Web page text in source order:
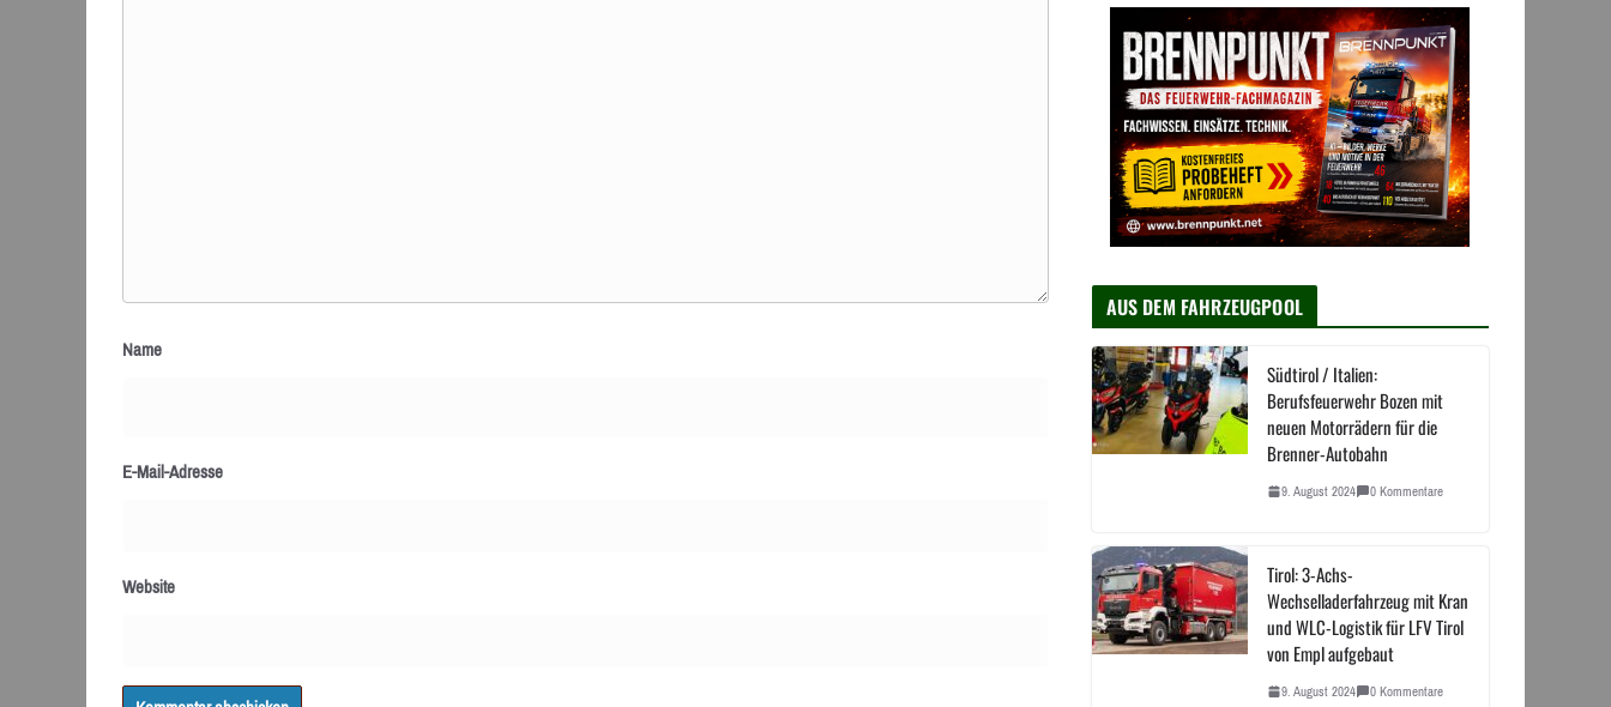
Name
E-Mail-Adresse
Website
AUS DEM FAHRZEUGPOOL
Südtirol / Italien:
Berufsfeuerwehr Bozen mit
neuen Motorrädern für die
Brenner-Autobahn
9. August 2024 0 Kommentare
Tirol: 3-Achs-
Wechselladerfahrzeug mit Kran
und WLC-Logistik für LFV Tirol
von Empl aufgebaut
9. August 2024 0 Kommentare